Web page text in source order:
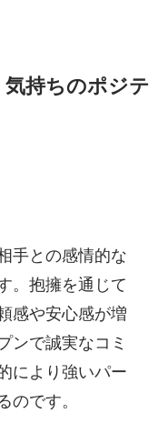
持ちのポジテ
手との感情的な
。抱擁を通じて
感や安心感が増
ンで誠実なコミ
により強いパー
のです。